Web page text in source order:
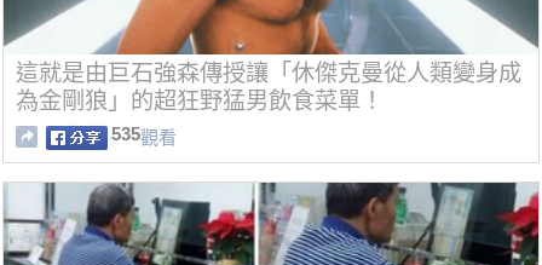
這就是由巨石強森傳授讓「休傑克曼從人類變身成
為金剛狼」的超狂野猛男飲食菜單！
535觀看